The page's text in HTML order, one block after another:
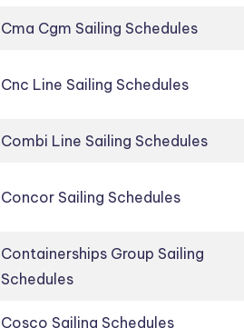
Cma Cgm Sailing Schedules
Cnc Line Sailing Schedules
Combi Line Sailing Schedules
Concor Sailing Schedules
Containerships Group Sailing
Schedules
Cosco Sailing Schedules